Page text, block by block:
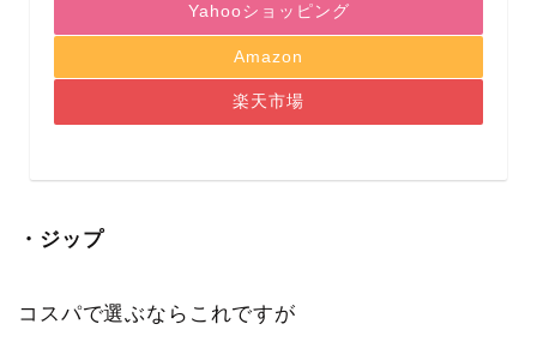
Yahooショッピング
Amazon
楽天市場
・ジップ
コスパで選ぶならこれですが